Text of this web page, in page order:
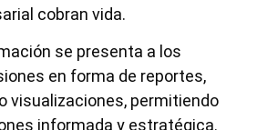
cobran vida.
se presenta a los
en forma de reportes,
visualizaciones, permitiendo
informada y estratégica.